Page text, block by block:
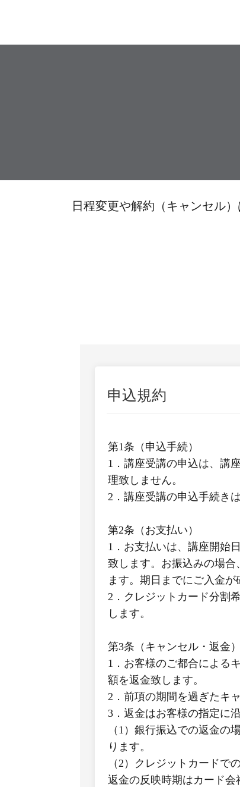
日程変更や解約（キャンセル
申込規約
第1条（申込手続）
1．講座受講の申込は、講
理致しません。
2．講座受講の申込手続き
第2条（お支払い）
1．お支払いは、講座開始
致します。お振込みの場
ます。期日までにご入金
2．クレジットカード分割
します。
第3条（キャンセル・返金）
1．お客様のご都合による
額を返金致します。
2．前項の期間を過ぎたキ
3．返金はお客様の指定に
（1）銀行振込での返金
ります。
（2）クレジットカードで
返金の反映時期はカード会